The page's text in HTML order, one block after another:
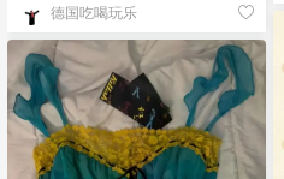
德国吃喝玩乐